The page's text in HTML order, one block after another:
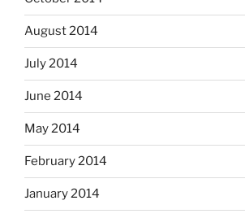
August 2014
July 2014
June 2014
May 2014
February 2014
January 2014